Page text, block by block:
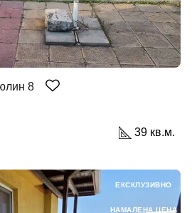
8
39 кв.м.
ЕКСКЛУЗИВНО
НАМАЛЕНА ЦЕНА